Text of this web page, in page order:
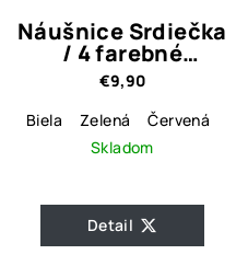
Náušnice Srdiečka
/ 4 farebné
varianty
€9,90
Biela
Zelená Červená
Skladom
Detail